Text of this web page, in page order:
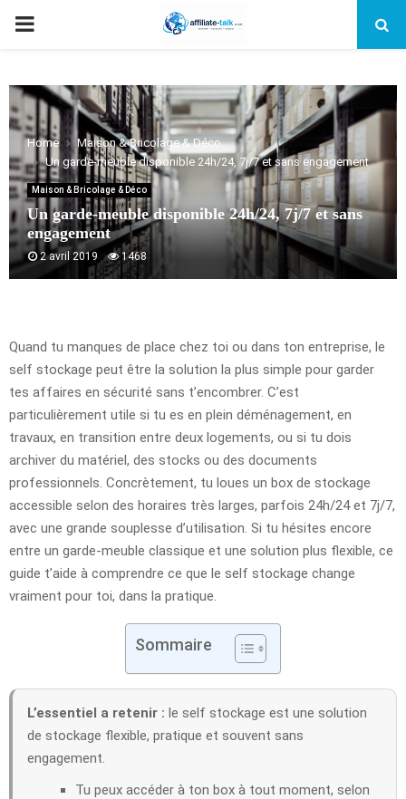
PRIMARY
Home
Maison & Bricolage & Déco
Un garde-meuble disponible 24h/24, 7j/7 et sans engagement
Maison & Bricolage & Déco
Un garde-meuble disponible 24h/24, 7j/7 et sans
engagement
2 avril 2019 1468
Quand tu manques de place chez toi ou dans ton entreprise, le
self stockage peut être la solution la plus simple pour garder
tes affaires en sécurité sans t’encombrer. C’est
particulièrement utile si tu es en plein déménagement, en
travaux, en transition entre deux logements, ou si tu dois
archiver du matériel, des stocks ou des documents
professionnels. Concrètement, tu loues un box de stockage
accessible selon des horaires très larges, parfois 24h/24 et 7j/7,
avec une grande souplesse d’utilisation. Si tu hésites encore
entre un garde-meuble classique et une solution plus flexible, ce
guide t’aide à comprendre ce que le self stockage change
vraiment pour toi, dans la pratique.
Sommaire
L’essentiel a retenir : le self stockage est une solution
de stockage flexible, pratique et souvent sans
engagement.
Tu peux accéder à ton box à tout moment, selon